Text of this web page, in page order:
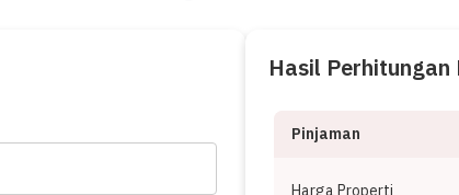
Hasil
Pinjaman
Harga Properti